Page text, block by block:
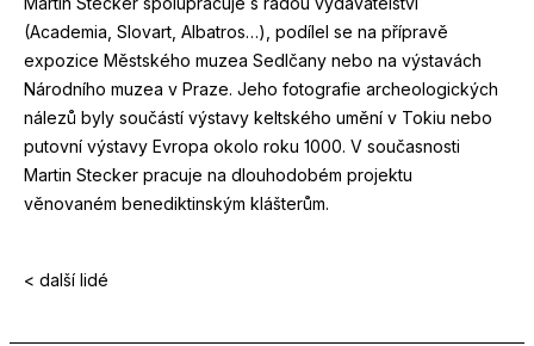
(Academia, Slovart, Albatros…), podílel se na přípravě
expozice Městského muzea Sedlčany nebo na výstavách
Národního muzea v Praze. Jeho fotografie archeologických
nálezů byly součástí výstavy keltského umění v Tokiu nebo
putovní výstavy Evropa okolo roku 1000. V současnosti
Martin Stecker pracuje na dlouhodobém projektu
věnovaném benediktinským klášterům.
< další lidé